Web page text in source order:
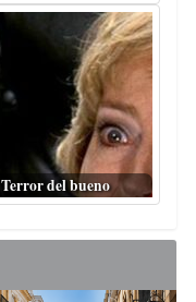
Terror del bueno